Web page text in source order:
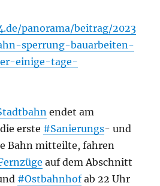
panorama/beitrag/2023
sperrung-bauarbeiten-
einige-tage-
endet am
erste #Sanierungs- und
Bahn mitteilte, fahren
auf dem Abschnitt
#Ostbahnhofab 22 Uhr